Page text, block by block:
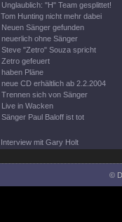
Unglaublich: "H" Team gesplittet!
Tom Hunting nicht mehr dabei
Neuen Sänger gefunden
neuerlich ohne Sänger
Steve "Zetro" Souza spricht
Zetro gefeuert
haben Pläne
neue CD erhältlich ab 2.2.2004
Trennen sich von Sänger
Live in Wacken
Sänger Paul Baloff ist tot
Interview mit Gary Holt
©